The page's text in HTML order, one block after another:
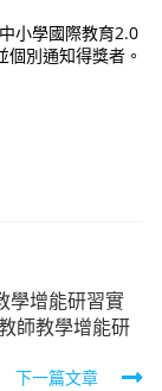
小學國際教育2.0
別通知得獎者。
學增能研習實
師教學增能研
下一篇文章